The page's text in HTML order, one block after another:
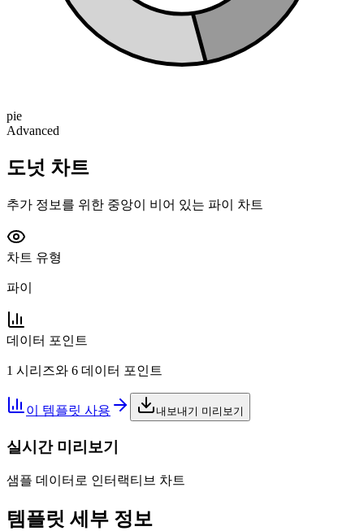
pie
Advanced
도넛 차트
추가 정보를 위한 중앙이 비어 있는 파이 차트
차트 유형
파이
데이터 포인트
1 시리즈와 6 데이터 포인트
이 템플릿 사용 내보내기 미리보기
실시간 미리보기
샘플 데이터로 인터랙티브 차트
템플릿 세부 정보